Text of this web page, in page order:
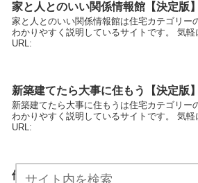
家と人とのいい関係情報館【決定版】
家と人とのいい関係情報館は住宅カテゴリー
わかりやすく説明しているサイトです。 気軽
URL:
新築建てたら大事に住もう【決定版】
新築建てたら大事に住もうは住宅カテゴリー
わかりやすく説明しているサイトです。 気軽
URL:
他人から「ステキ！」と言われる家